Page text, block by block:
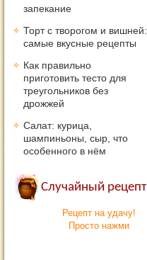
запекание
Торт с творогом и вишней:
самые вкусные рецепты
Как правильно
приготовить тесто для
треугольников без
дрожжей
Салат: курица,
шампиньоны, сыр, что
особенного в нём
Случайный рецепт
Рецепт на удачу!
Просто нажми